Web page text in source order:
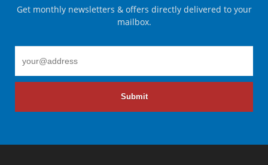
Get monthly newsletters & offers directly delivered to your
mailbox.
Submit